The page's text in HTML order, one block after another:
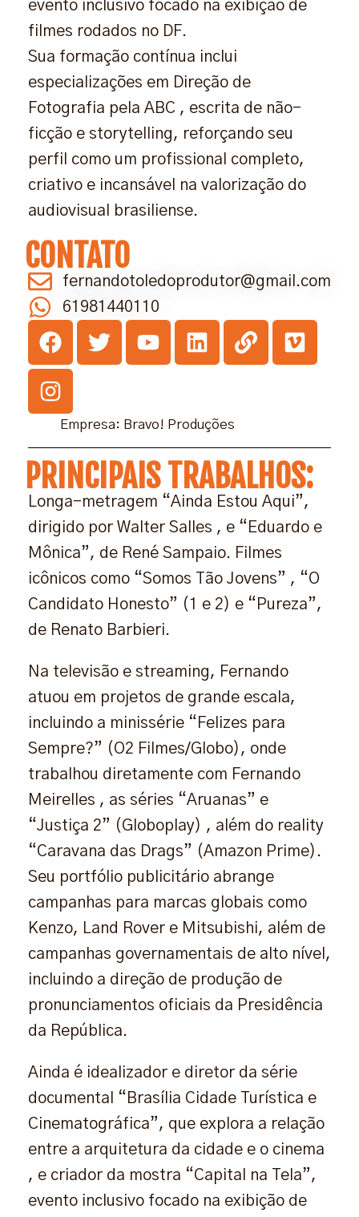
evento inclusivo focado na exibição de
filmes rodados no DF.
Sua formação contínua inclui
especializações em Direção de
Fotografia pela ABC , escrita de não-
ficção e storytelling, reforçando seu
perfil como um profissional completo,
criativo e incansável na valorização do
audiovisual brasiliense.
CONTATO
fernandotoledoprodutor@gmail.com
61981440110
Empresa: Bravo! Produções
PRINCIPAIS TRABALHOS:
Longa-metragem “Ainda Estou Aqui”,
dirigido por Walter Salles , e “Eduardo e
Mônica”, de René Sampaio. Filmes
icônicos como “Somos Tão Jovens” , “O
Candidato Honesto” (1 e 2) e “Pureza”,
de Renato Barbieri.
Na televisão e streaming, Fernando
atuou em projetos de grande escala,
incluindo a minissérie “Felizes para
Sempre?” (O2 Filmes/Globo), onde
trabalhou diretamente com Fernando
Meirelles , as séries “Aruanas” e
“Justiça 2” (Globoplay) , além do reality
“Caravana das Drags” (Amazon Prime).
Seu portfólio publicitário abrange
campanhas para marcas globais como
Kenzo, Land Rover e Mitsubishi, além de
campanhas governamentais de alto nível,
incluindo a direção de produção de
pronunciamentos oficiais da Presidência
da República.
Ainda é idealizador e diretor da série
documental “Brasília Cidade Turística e
Cinematográfica”, que explora a relação
entre a arquitetura da cidade e o cinema
, e criador da mostra “Capital na Tela”,
evento inclusivo focado na exibição de